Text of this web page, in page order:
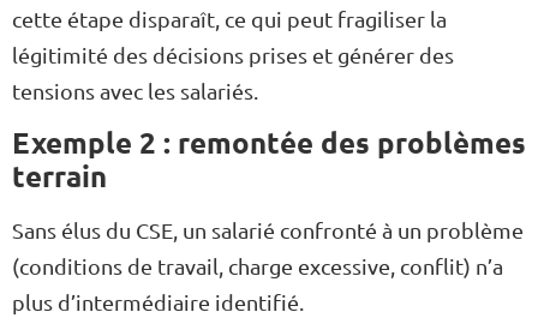
cette étape disparaît, ce qui peut fragiliser la
légitimité des décisions prises et générer des
tensions avec les salariés.
Exemple 2 : remontée des problèmes
terrain
Sans élus du CSE, un salarié confronté à un problème
(conditions de travail, charge excessive, conflit) n’a
plus d’intermédiaire identifié.